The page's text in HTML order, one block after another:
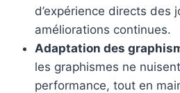
d’expérience directs des
améliorations continues.
Adaptation des
les graphismes ne
performance, tout en